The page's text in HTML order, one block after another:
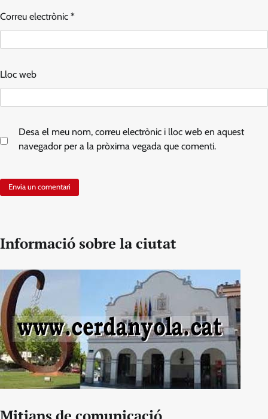
Correu electrònic *
Lloc web
Desa el meu nom, correu electrònic i lloc web en aquest
navegador per a la pròxima vegada que comenti.
Informació sobre la ciutat